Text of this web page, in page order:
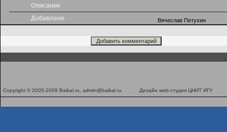
Описание
Добавлено
Вячеслав Петухин
Copyright © 2005-2009 Baikal.ru, admin@baikal.ru Дизайн web-студия ЦНИТ ИГУ